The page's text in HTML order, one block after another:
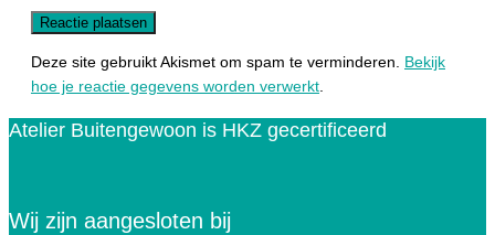
Deze site gebruikt Akismet om spam te verminderen. Bekijk
hoe je reactie gegevens worden verwerkt
Atelier Buitengewoon is HKZ gecertificeerd
Wij zijn aangesloten bij